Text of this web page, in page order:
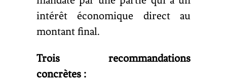
intérêt économique direct au
montant final.
Trois recommandations
concrètes :